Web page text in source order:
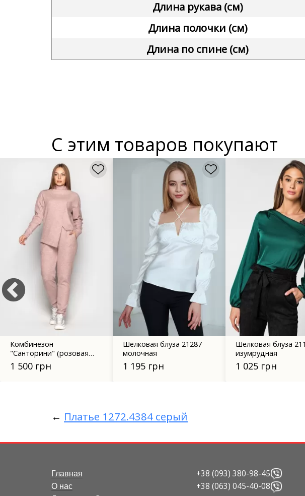
Длина рукава (см)
Длина полочки (см)
Длина по спине (см)
С этим товаров покупают
Комбинезон
"Санторини" (розовая
пудра)
1 500 грн
Шёлковая блуза 21287
молочная
1 195 грн
Шелковая блуза 21185
изумрудная
1 025 грн
← Платье 1272.4384 серый
Главная
О нас
+38 (093) 380-98-45
+38 (063) 045-40-08